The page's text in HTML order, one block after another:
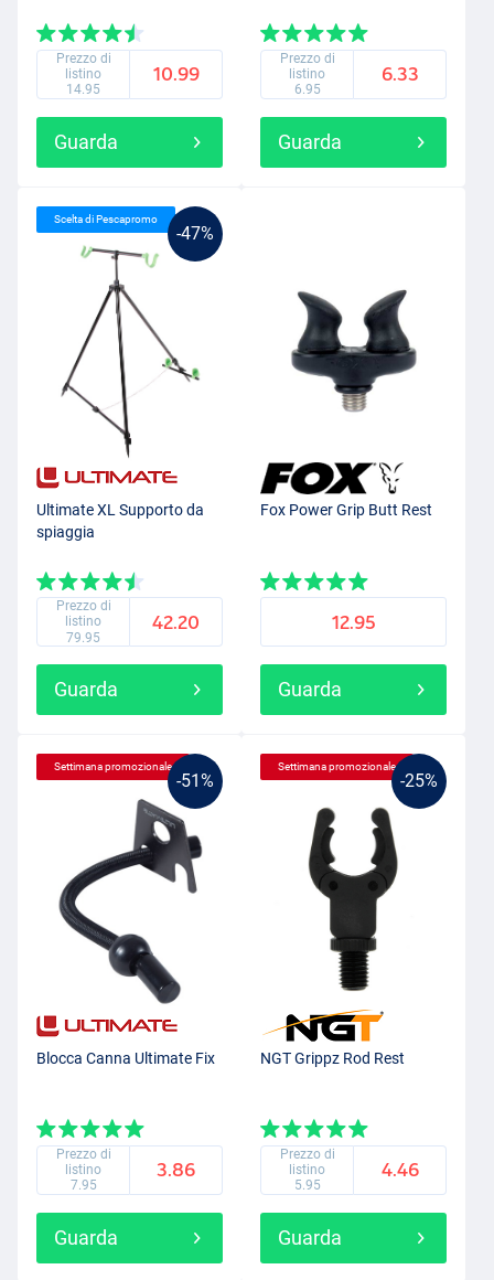
Prezzo di
listino
14.95
10.99
Guarda
Prezzo di
listino
6.95
6.33
Guarda
-47%
Scelta di Pescapromo
Ultimate XL Supporto da
spiaggia
Prezzo di
listino
79.95
42.20
Guarda
Fox Power Grip Butt Rest
12.95
Guarda
-51%
Settimana promozionale
Blocca Canna Ultimate Fix
Prezzo di
listino
7.95
3.86
Guarda
-25%
Settimana promozionale
NGT Grippz Rod Rest
Prezzo di
listino
5.95
4.46
Guarda